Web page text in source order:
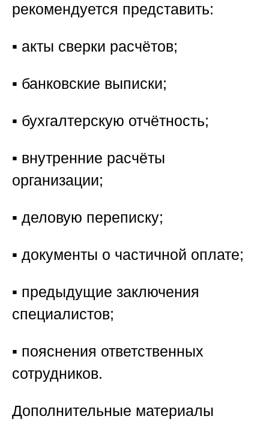
рекомендуется представить:
▪️ акты сверки расчётов;
▪️ банковские выписки;
▪️ бухгалтерскую отчётность;
▪️ внутренние расчёты
организации;
▪️ деловую переписку;
▪️ документы о частичной оплате;
▪️ предыдущие заключения
специалистов;
▪️ пояснения ответственных
сотрудников.
Дополнительные материалы